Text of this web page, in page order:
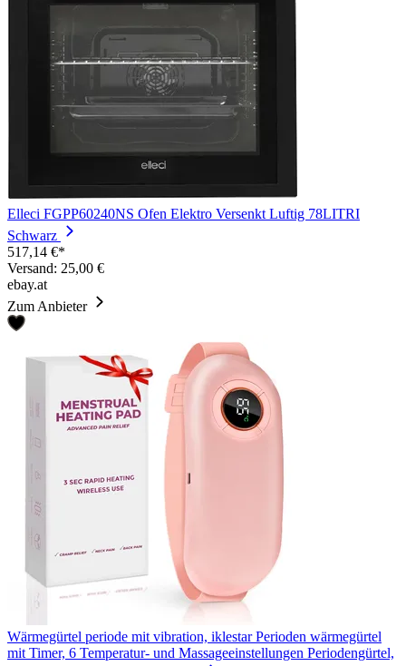
Elleci FGPP60240NS Ofen Elektro Versenkt Luftig 78LITRI
Schwarz
517,14 €*
Versand: 25,00 €
ebay.at
Zum Anbieter
Wärmegürtel periode mit vibration, iklestar Perioden wärmegürtel
mit Timer, 6 Temperatur- und Massageeinstellungen Periodengürtel,